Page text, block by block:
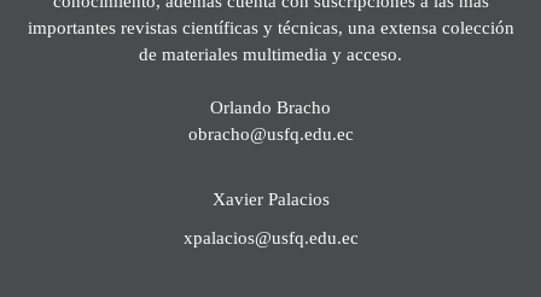
importantes revistas científicas y técnicas, una extensa colección
de materiales multimedia y acceso.
Orlando Bracho
obracho@usfq.edu.ec
Xavier Palacios
xpalacios@usfq.edu.ec